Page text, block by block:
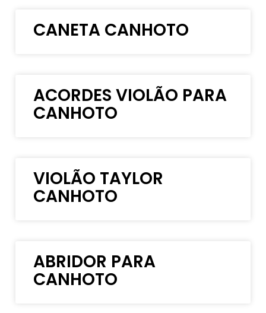
CANETA CANHOTO
ACORDES VIOLÃO PARA
CANHOTO
VIOLÃO TAYLOR
CANHOTO
ABRIDOR PARA
CANHOTO